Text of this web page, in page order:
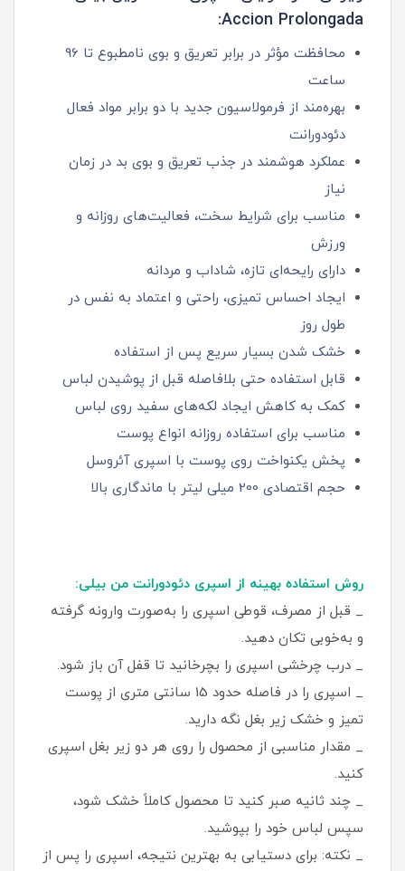
Accion Prolongada:
محافظت مؤثر در برابر تعریق و بوی نامطبوع تا 96
ساعت
بهره‌مند از فرمولاسیون جدید با دو برابر مواد فعال
دئودورانت
عملکرد هوشمند در جذب تعریق و بوی بد در زمان
نیاز
مناسب برای شرایط سخت، فعالیت‌های روزانه و
ورزش
دارای رایحه‌ای تازه، شاداب و مردانه
ایجاد احساس تمیزی، راحتی و اعتماد به‌ نفس در
طول روز
خشک شدن بسیار سریع پس از استفاده
قابل استفاده حتی بلافاصله قبل از پوشیدن لباس
کمک به کاهش ایجاد لکه‌های سفید روی لباس
مناسب برای استفاده روزانه انواع پوست
پخش یکنواخت روی پوست با اسپری آئروسل
حجم اقتصادی 200 میلی‌ لیتر با ماندگاری بالا
روش استفاده بهینه از اسپری دئودورانت من بیلی:
_ قبل از مصرف، قوطی اسپری را به‌صورت وارونه گرفته
و به‌خوبی تکان دهید.
_ درب چرخشی اسپری را بچرخانید تا قفل آن باز شود.
_ اسپری را در فاصله حدود 15 سانتی‌ متری از پوست
تمیز و خشک زیر بغل نگه دارید.
_ مقدار مناسبی از محصول را روی هر دو زیر بغل اسپری
کنید.
_ چند ثانیه صبر کنید تا محصول کاملاً خشک شود،
سپس لباس خود را بپوشید.
_ نکته: برای دستیابی به بهترین نتیجه، اسپری را پس از